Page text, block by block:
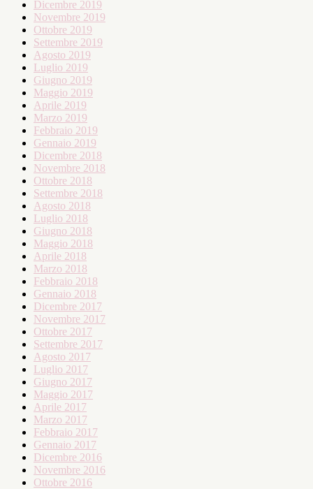
Dicembre 2019
Novembre 2019
Ottobre 2019
Settembre 2019
Agosto 2019
Luglio 2019
Giugno 2019
Maggio 2019
Aprile 2019
Marzo 2019
Febbraio 2019
Gennaio 2019
Dicembre 2018
Novembre 2018
Ottobre 2018
Settembre 2018
Agosto 2018
Luglio 2018
Giugno 2018
Maggio 2018
Aprile 2018
Marzo 2018
Febbraio 2018
Gennaio 2018
Dicembre 2017
Novembre 2017
Ottobre 2017
Settembre 2017
Agosto 2017
Luglio 2017
Giugno 2017
Maggio 2017
Aprile 2017
Marzo 2017
Febbraio 2017
Gennaio 2017
Dicembre 2016
Novembre 2016
Ottobre 2016